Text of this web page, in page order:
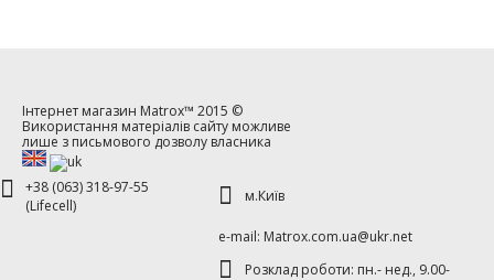
Інтернет магазин Matrox™ 2015 ©
Використання матеріалів сайту можливе
лише з письмового дозволу власника
+38 (063) 318-97-55
(Lifecell)
м.Київ
е-mаil: Matrox.com.ua@ukr.net
Розклад роботи: пн.- нед., 9.00-